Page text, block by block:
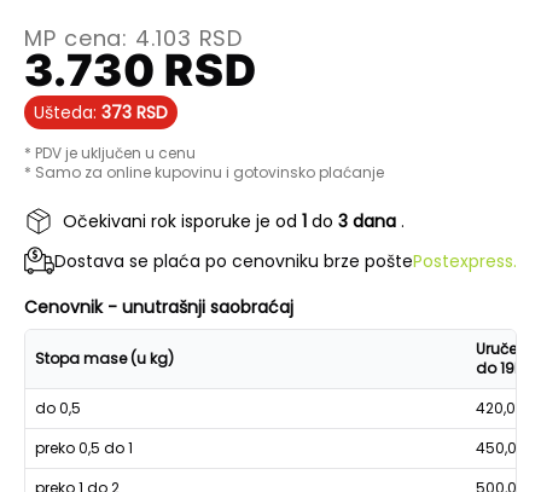
MP cena: 4.103 RSD
3.730 RSD
Ušteda: 373 RSD
* PDV je uključen u cenu
* Samo za online kupovinu i gotovinsko plaćanje
Očekivani rok isporuke je od 1 do 3 dana .
Dostava se plaća po cenovniku brze poštePostexpress.
Cenovnik - unutrašnji saobraćaj
Stopa mase (u kg)
Uručenje
do 19h
do 0,5
420,00
preko 0,5 do 1
450,00
preko 1 do 2
500,00